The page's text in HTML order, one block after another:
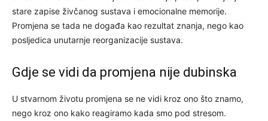
stare zapise živčanog sustava i emocionalne memorije.
Promjena se tada ne događa kao rezultat znanja, nego kao
posljedica unutarnje reorganizacije sustava.
Gdje se vidi da promjena nije dubinska
U stvarnom životu promjena se ne vidi kroz ono što znamo,
nego kroz ono kako reagiramo kada smo pod stresom.